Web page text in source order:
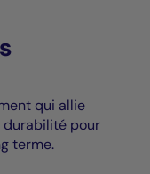
qui allie
pour
terme.